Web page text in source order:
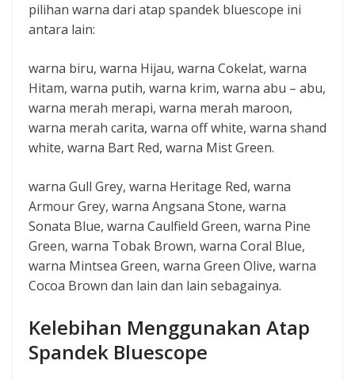
pilihan warna dari atap spandek bluescope ini
antara lain:
warna biru, warna Hijau, warna Cokelat, warna
Hitam, warna putih, warna krim, warna abu – abu,
warna merah merapi, warna merah maroon,
warna merah carita, warna off white, warna shand
white, warna Bart Red, warna Mist Green.
warna Gull Grey, warna Heritage Red, warna
Armour Grey, warna Angsana Stone, warna
Sonata Blue, warna Caulfield Green, warna Pine
Green, warna Tobak Brown, warna Coral Blue,
warna Mintsea Green, warna Green Olive, warna
Cocoa Brown dan lain dan lain sebagainya.
Kelebihan Menggunakan Atap
Spandek Bluescope